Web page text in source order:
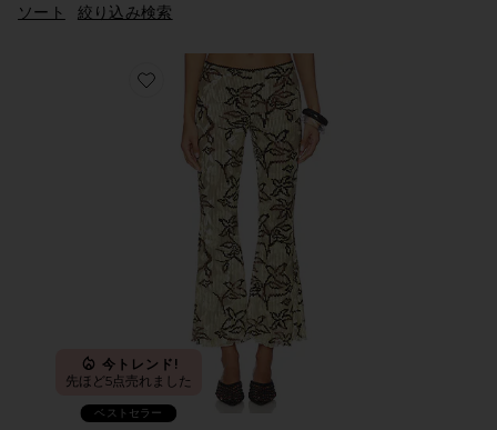
ソート
絞り込み検索
Favorite JESLYNN パンツ
今トレンド!
先ほど5点売れました
ベストセラー